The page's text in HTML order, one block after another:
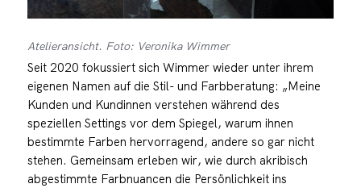
Atelieransicht. Foto: Veronika Wimmer
Seit 2020 fokussiert sich Wimmer wieder unter ihrem
eigenen Namen auf die Stil- und Farbberatung: „Meine
Kunden und Kundinnen verstehen während des
speziellen Settings vor dem Spiegel, warum ihnen
bestimmte Farben hervorragend, andere so gar nicht
stehen. Gemeinsam erleben wir, wie durch akribisch
abgestimmte Farbnuancen die Persönlichkeit ins